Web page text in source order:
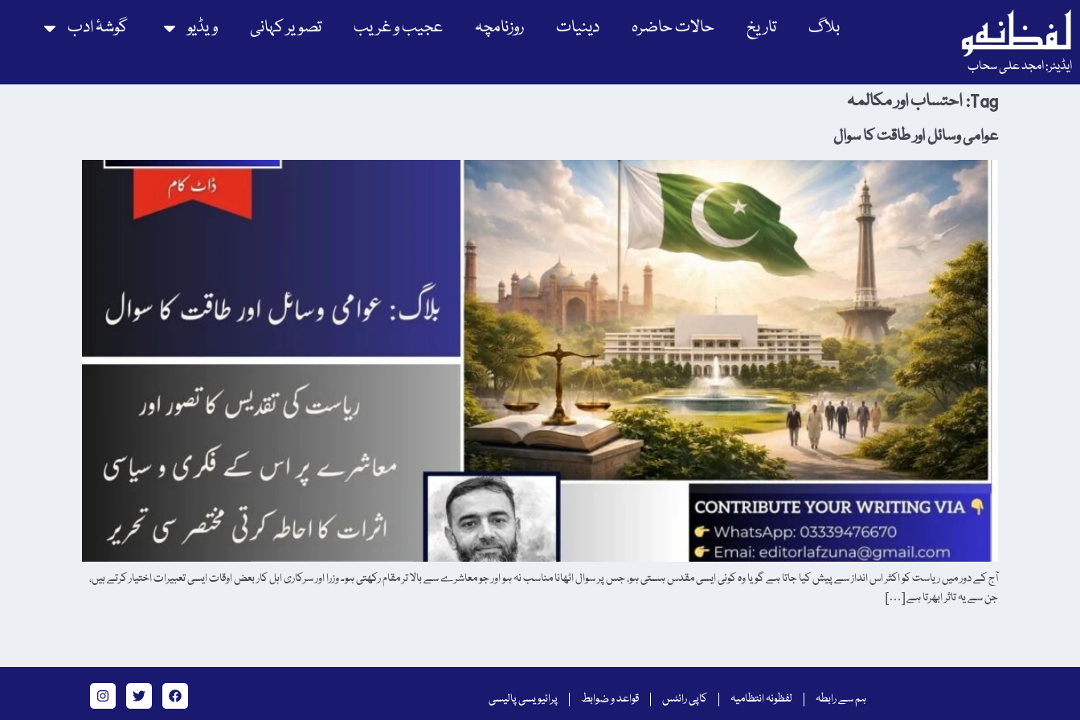
ایڈیٹر: امجد علی سحاب
بلاگ تاریخ حالات حاضرہ دینیات روزنامچہ عجیب و غریب تصویر کہانی ویڈیو گوشۂ ادب
Tag: احتساب اور مکالمہ
عوامی وسائل اور طاقت کا سوال
آج کے دور میں ریاست کو اکثر اس انداز سے پیش کیا جاتا ہے گویا وہ کوئی ایسی مقدس ہستی ہو، جس پر سوال اٹھانا مناسب نہ ہو اور جو معاشرے سے بالا تر مقام رکھتی ہو۔ وزرا اور سرکاری اہل کار بعض اوقات ایسی تعبیرات اختیار کرتے ہیں،
جن سے یہ تاثر ابھرتا ہے […]
ہم سے رابطہ لفظونہ انتظامیہ کاپی رائٹس قواعد و ضوابط پرائیویسی پالیسی